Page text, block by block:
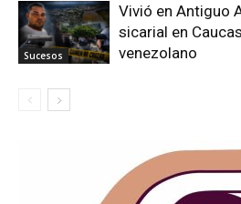
Sucesos
Vivió en Antiguo
sicarial en
venezolano